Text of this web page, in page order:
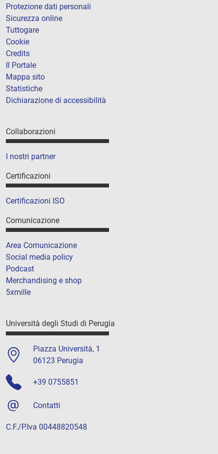
Protezione dati personali
Sicurezza online
Tuttogare
Cookie
Credits
Il Portale
Mappa sito
Statistiche
Dichiarazione di accessibilità
Collaborazioni
I nostri partner
Certificazioni
Certificazioni ISO
Comunicazione
Area Comunicazione
Social media policy
Podcast
Merchandising e shop
5xmille
Università degli Studi di Perugia
Piazza Università, 1
06123 Perugia
+39 0755851
Contatti
C.F./P.Iva 00448820548